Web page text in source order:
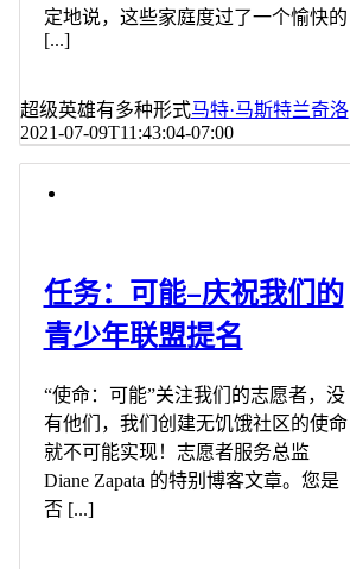
定地说，这些家庭度过了一个愉快的
[...]
超级英雄有多种形式马特·马斯特兰奇洛
2021-07-09T11:43:04-07:00
任务：可能–庆祝我们的
青少年联盟提名
“使命：可能”关注我们的志愿者，没
有他们，我们创建无饥饿社区的使命
就不可能实现！志愿者服务总监
Diane Zapata 的特别博客文章。您是
否 [...]